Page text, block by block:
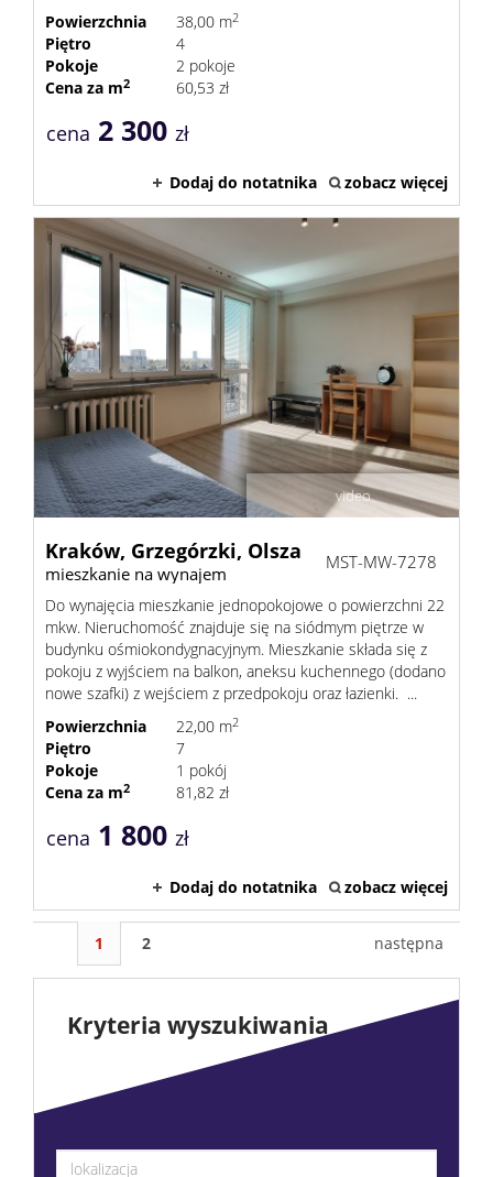
Powierzchnia
38,00 m2
Piętro
4
Pokoje
2 pokoje
Cena za m2 60,53 zł
cena 2 300 zł
Dodaj do notatnika zobacz więcej
video
Kraków, Grzegórzki, Olsza
mieszkanie na wynajem
MST-MW-7278
Do wynajęcia mieszkanie jednopokojowe o powierzchni 22
mkw. Nieruchomość znajduje się na siódmym piętrze w
budynku ośmiokondygnacyjnym. Mieszkanie składa się z
pokoju z wyjściem na balkon, aneksu kuchennego (dodano
nowe szafki) z wejściem z przedpokoju oraz łazienki. ...
Powierzchnia
22,00 m2
Piętro
7
Pokoje
1 pokój
Cena za m2 81,82 zł
cena 1 800 zł
Dodaj do notatnika zobacz więcej
1 2 następna
Kryteria wyszukiwania